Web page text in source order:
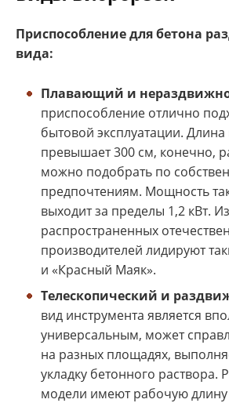
Приспособление для бетона
вида:
Плавающий и
приспособление отлично
бытовой эксплуатации.
превышает 300 см, конечно,
можно подобрать по
предпочтениям. Мощность
выходит за пределы 1,2 кВт. Из
распространенных
производителей лидируют
и «Красный Маяк».
Телескопический и
вид инструмента является
универсальным, может
на разных площадях,
укладку бетонного раствора.
модели имеют рабочую